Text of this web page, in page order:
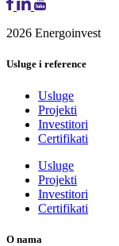
2026 Energoinvest
Usluge i reference
Usluge
Projekti
Investitori
Certifikati
Usluge
Projekti
Investitori
Certifikati
O nama